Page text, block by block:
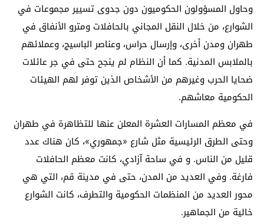
وحاول المسؤولون الحكوميون دون جدوى تسيير مجموعات في
الشوارع، من خلال النقل المجاني بالحافلات ومترو الأنفاق في
طهران ومدن أخرى، وإرسال حراس، وعناصر الباسيج، وعملائهم
بالملابس المدنية. كما أن النظام لم ينجح حتى في جر عائلات
ضحايا الحرب وغيرهم من الأشخاص الذين توفر لهم الهيئات
الحكومية معاشهم.
في معظم المسارات العشرة المعلن عنها للتظاهرة في طهران
وحتى الطرق الرئيسية مثل شارع «جمهوري»، كان هناك عدد
قليل من الناس. و في ساحة آزادي، كانت معظم الحافلات
فارغة. وفي العديد من المدن، حتى في مدينة قم، التي هي
محور العديد من المنظمات الحكومية والتطرف، كانت الشوارع
خالية من الجماهير.